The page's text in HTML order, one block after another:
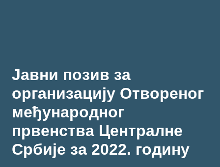
Јавни позив за
организацију Отвореног
међународног
првенства Централне
Србије за 2022. годину